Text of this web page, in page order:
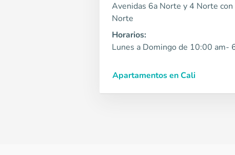
Avenidas 6a Norte y 4 Norte
Norte
Horarios:
Lunes a Domingo de 10:00 am-
Apartamentos en Cali